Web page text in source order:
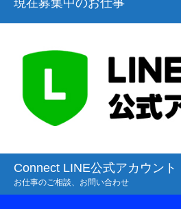
現在募集中のお仕事
Connect LINE公式アカウント
お仕事のご相談、お問い合わせ